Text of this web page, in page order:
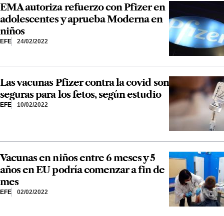
EMA autoriza refuerzo con Pfizer en
adolescentes y aprueba Moderna en
niños
EFE 24/02/2022
Las vacunas Pfizer contra la covid son
seguras para los fetos, según estudio
EFE 10/02/2022
Vacunas en niños entre 6 meses y 5
años en EU podría comenzar a fin de
mes
EFE 02/02/2022